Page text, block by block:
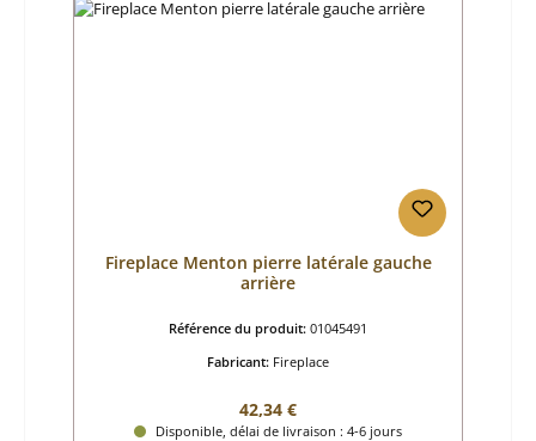
Fireplace Menton pierre latérale gauche
arrière
Référence du produit: 01045491
Fabricant: Fireplace
Prix régulier :
42,34 €
Disponible, délai de livraison : 4-6 jours